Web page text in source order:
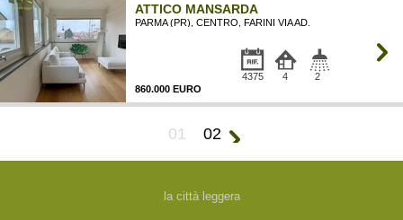
ATTICO MANSARDA
PARMA (PR), CENTRO, FARINI VIA AD.
860.000 EURO
4375 4 2
01 02
la città leggera